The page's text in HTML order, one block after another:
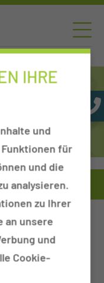
sich in
Pädagogik und
fördern. Für
Arbeit werden
IHRE
und
für
und die
analysieren.
zu Ihrer
an unsere
und
Cookie-